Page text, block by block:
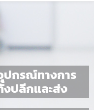
ปกรณ์ทางการ
ปลีกและส่ง